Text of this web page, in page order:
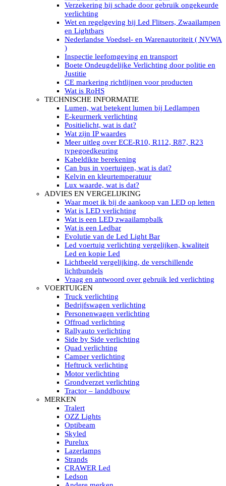
LED WERKVERLICHTING
LED’s work werklamp met accu
LED’s work werklamp portable 220V
LED’s work werklamp Hybride
Led lichtslang 220 Volt
LED’s work werklamp met statief 220V
LED’s light PRO schijnwerpers 220V
LED High Bay verlichting 220V
Subcategorieën Led werkverlichting
LED SIGNALISATIE
Led Flitsers
Werkverlichting met Led flitsers
Led zwaailampbalk
Led Multi zwaailampbalk
Led flitsbalk compact
Traffic Advisors
Led zwaailicht
Accessoires signalering
Led signalisatie in Subcategorieën
LED KOPLAMPEN GEKEURD
Led koplampen inbouw
Led koplampen opbouw
Led koplampen tractoren
Subcategorieën Led koplampen
LED ZOEKLICHT
Electrische Led zoeklamp Allremote
Electrisch Led zoeklicht Golight
Marinco Roestvrijstaal Led zoeklicht
Elektrisch Led zoeklicht diverse
Led zoeklamp accessoires ALLremote
Led zoeklicht 230V
Subcategorieën Led zoeklichten
HELLA MARINE LED
Sea Hawk – Light Bars
Sea Hawk – Light Bars – Edge Light
Sea Hawk – Work Lights
RokLUME Led werklampen
HypaLUME Led werklampen
Subcategorieën Hella Marine Led
LED STRIPS
Led strip flexibel Click & Go
Led strip RGB op rol
Led strip IP68 waterdicht
Led strip kleur wit
Led strips Vantage
Led strip met ingebouwde accu
Subcategorieën Led strips
LED INTERIEUR VERLICHTING
Led verlichting interieur PIR / Touch
LED Armatuur met Strip 220V
Led strips
Subcategorieën Led interieur
PORTABLE ACCU LED LAMP
Led hoofdlamp
Camping led verlichting
Led zaklamp
Verzekering bij schade door gebruik ongekeurde
verlichting
Wet en regelgeving bij Led Flitsers, Zwaailampen
en Lightbars
Nederlandse Voedsel- en Warenautoriteit ( NVWA
)
Inspectie leefomgeving en transport
Boete Ondeugdelijke Verlichting door politie en
Justitie
CE markering richtlijnen voor producten
Wat is RoHS
TECHNISCHE INFORMATIE
Lumen, wat betekent lumen bij Ledlampen
E-keurmerk verlichting
Positielicht, wat is dat?
Wat zijn IP waardes
Meer uitleg over ECE-R10, R112, R87, R23
typegoedkeuring
Kabeldikte berekening
Can bus in voertuigen, wat is dat?
Kelvin en kleurtemperatuur
Lux waarde, wat is dat?
ADVIES EN VERGELIJKING
Waar moet ik bij de aankoop van LED op letten
Wat is LED verlichting
Wat is een LED zwaailampbalk
Wat is een Ledbar
Evolutie van de Led Light Bar
Led voertuig verlichting vergelijken, kwaliteit
Led en kopie Led
Lichtbeeld vergelijking, de verschillende
lichtbundels
Vraag en antwoord over gebruik led verlichting
VOERTUIGEN
Truck verlichting
Bedrijfswagen verlichting
Personenwagen verlichting
Offroad verlichting
Rallyauto verlichting
Side by Side verlichting
Quad verlichting
Camper verlichting
Heftruck verlichting
Motor verlichting
Grondverzet verlichting
Tractor – landdbouw
MERKEN
Tralert
OZZ Lights
Optibeam
Skyled
Purelux
Lazerlamps
Strands
CRAWER Led
Ledson